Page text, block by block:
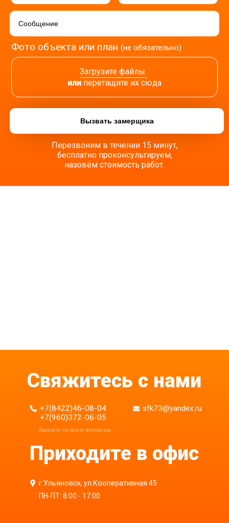
Фото объекта или план(не обязательно)
Загрузите файлы
или перетащите их сюда
Перезвоним в течении 15 минут,
бесплатно проконсультируем,
назовём стоимость работ.
Свяжитесь с нами
+7(8422)46-08-04
+7(960)372-06-05
sfk73@yandex.ru
Приходите в офис
г.Ульяновск, ул.Кооперативная 45
ПН-ПТ: 8:00 - 17:00